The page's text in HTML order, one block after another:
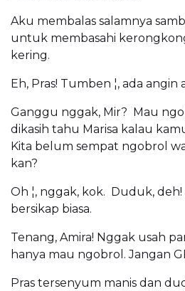
Aku membalas salamnya
untuk membasahi
kering.
Eh, Pras! Tumben ¦, ada angin
Ganggu nggak, Mir? Mau
dikasih tahu Marisa kalau
Kita belum sempat ngobrol
kan?
Oh ¦, nggak, kok. Duduk,
bersikap biasa.
Tenang, Amira! Nggak usah
hanya mau ngobrol. Jangan
Pras tersenyum manis dan